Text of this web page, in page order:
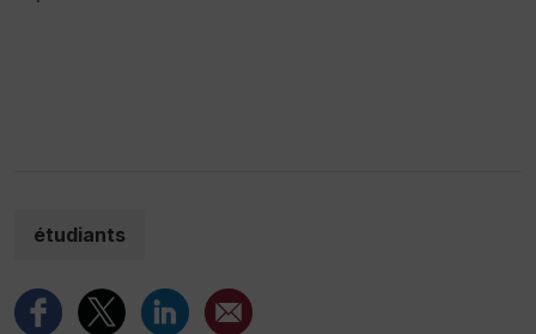
étudiants